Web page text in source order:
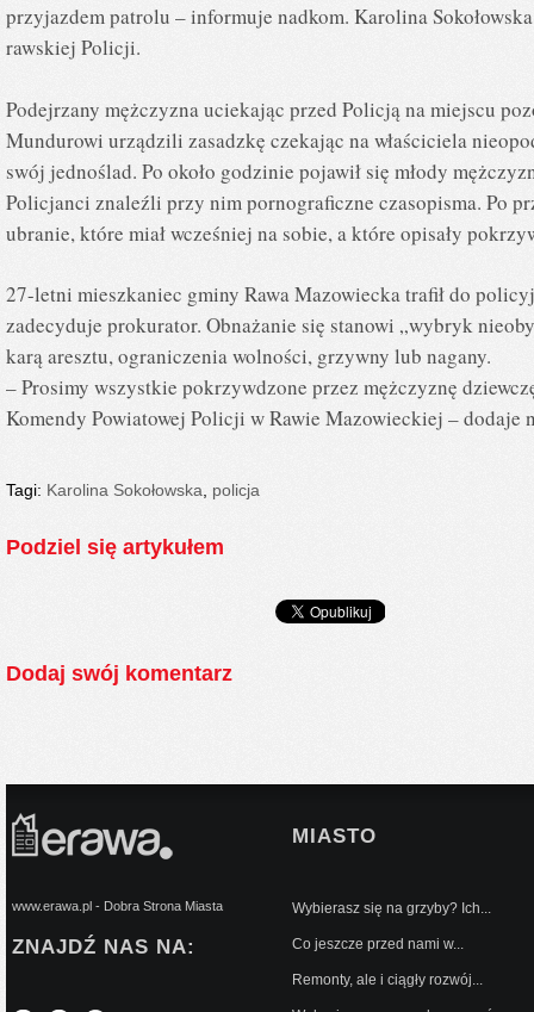
przyjazdem patrolu – informuje nadkom. Karolina
rawskiej Policji.
Podejrzany mężczyzna uciekając przed Policją na miejscu
Mundurowi urządzili zasadzkę czekając na właściciela
swój jednoślad. Po około godzinie pojawił się młody
Policjanci znaleźli przy nim pornograficzne czasopisma. Po
ubranie, które miał wcześniej na sobie, a które opisały
27-letni mieszkaniec gminy Rawa Mazowiecka trafił do
zadecyduje prokurator. Obnażanie się stanowi „wybryk
karą aresztu, ograniczenia wolności, grzywny lub nagany.
– Prosimy wszystkie pokrzywdzone przez mężczyznę
Komendy Powiatowej Policji w Rawie Mazowieckiej – dodaje
Tagi: Karolina Sokołowska policja
Podziel się artykułem
Dodaj swój komentarz
www.erawa.pl - Dobra Strona Miasta
ZNAJDŹ NAS NA:
MIASTO
Wybierasz się na grzyby? Ich...
Co jeszcze przed nami w...
Remonty, ale i ciągły rozwój...